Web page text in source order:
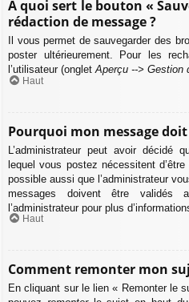
À quoi sert le bouton «
rédaction de message ?
Il vous permet de sauvegarder des
poster ultérieurement. Pour les
l’utilisateur (ongletAperçu --> Gestion
Haut
Pourquoi mon message
L’administrateur peut avoir
lequel vous postez nécessitent
possible aussi que l’administrateur
messages doivent être validés
l’administrateur pour plus
Haut
Comment remonter mon
En cliquant sur le lien « Remonter le